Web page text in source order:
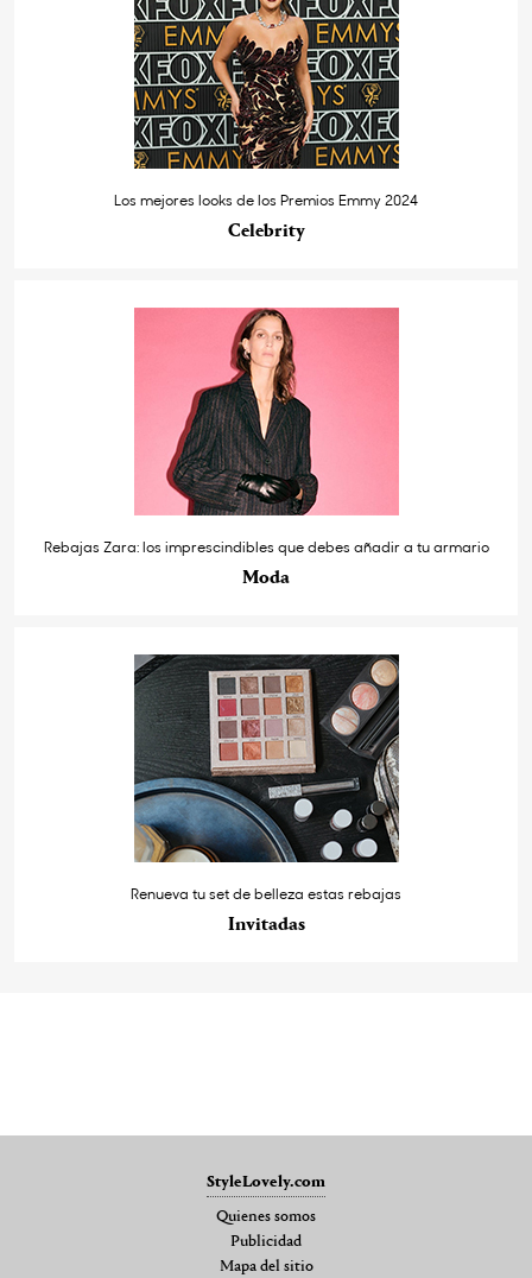
Los mejores looks de los Premios Emmy 2024
Celebrity
Rebajas Zara: los imprescindibles que debes añadir a tu armario
Moda
Renueva tu set de belleza estas rebajas
Invitadas
StyleLovely.com
Quienes somos
Publicidad
Mapa del sitio